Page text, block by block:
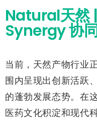
Natural天然
Synergy 协
当前，天然产物行业
围内呈现出创新活跃
的蓬勃发展态势。在
医药文化积淀和现代